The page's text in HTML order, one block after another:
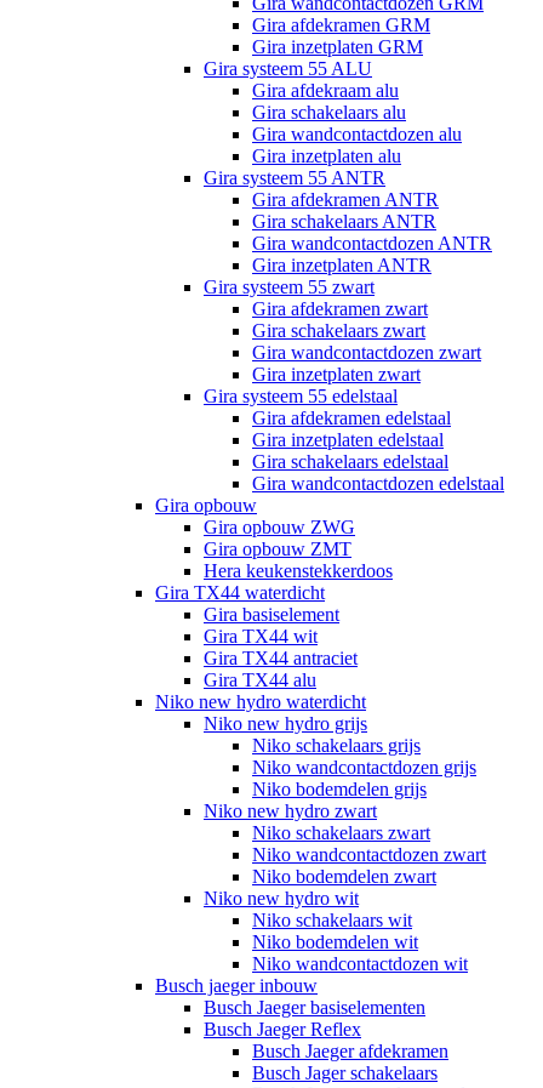
Gira afdekramen GRM
Gira inzetplaten GRM
Gira systeem 55 ALU
Gira afdekraam alu
Gira schakelaars alu
Gira wandcontactdozen alu
Gira inzetplaten alu
Gira systeem 55 ANTR
Gira afdekramen ANTR
Gira schakelaars ANTR
Gira wandcontactdozen ANTR
Gira inzetplaten ANTR
Gira systeem 55 zwart
Gira afdekramen zwart
Gira schakelaars zwart
Gira wandcontactdozen zwart
Gira inzetplaten zwart
Gira systeem 55 edelstaal
Gira afdekramen edelstaal
Gira inzetplaten edelstaal
Gira schakelaars edelstaal
Gira wandcontactdozen edelstaal
Gira opbouw
Gira opbouw ZWG
Gira opbouw ZMT
Hera keukenstekkerdoos
Gira TX44 waterdicht
Gira basiselement
Gira TX44 wit
Gira TX44 antraciet
Gira TX44 alu
Niko new hydro waterdicht
Niko new hydro grijs
Niko schakelaars grijs
Niko wandcontactdozen grijs
Niko bodemdelen grijs
Niko new hydro zwart
Niko schakelaars zwart
Niko wandcontactdozen zwart
Niko bodemdelen zwart
Niko new hydro wit
Niko schakelaars wit
Niko bodemdelen wit
Niko wandcontactdozen wit
Busch jaeger inbouw
Busch Jaeger basiselementen
Busch Jaeger Reflex
Busch Jaeger afdekramen
Busch Jager schakelaars